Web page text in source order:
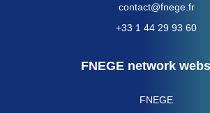
contact@fnege.fr
+33 1 44 29 93 60
FNEGE network
FNEGE